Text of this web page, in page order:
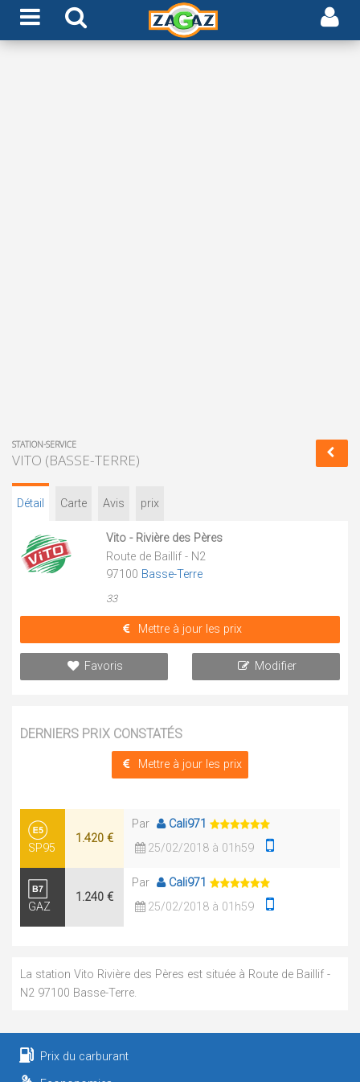
STATION-SERVICE
VITO (BASSE-TERRE)
Détail Carte Avis prix
Vito - Rivière des Pères
Route de Baillif - N2
97100 Basse-Terre
33
Mettre à jour les prix
Favoris Modifier
DERNIERS PRIX CONSTATÉS
Mettre à jour les prix
SP95
1.420 €
Par
Cali971
25/02/2018 à 01h59
GAZ
1.240 €
Par
Cali971
25/02/2018 à 01h59
La station Vito Rivière des Pères est située à Route de Baillif -
N2 97100 Basse-Terre.
Prix du carburant